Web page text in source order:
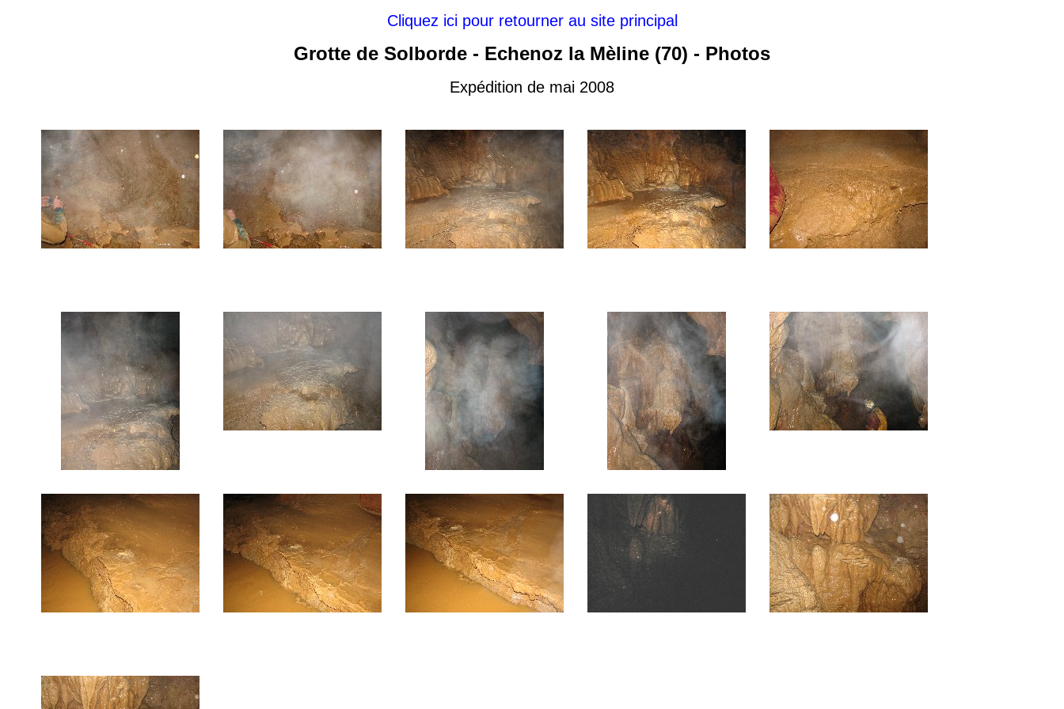
Cliquez ici pour retourner au site principal
Grotte de Solborde - Echenoz la Mèline (70) - Photos
Expédition de mai 2008